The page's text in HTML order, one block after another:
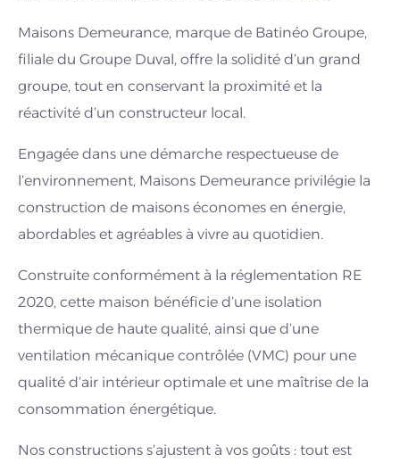
Maisons Demeurance, marque de Batinéo Groupe,
filiale du Groupe Duval, offre la solidité d’un grand
groupe, tout en conservant la proximité et la
réactivité d’un constructeur local.
Engagée dans une démarche respectueuse de
l’environnement, Maisons Demeurance privilégie la
construction de maisons économes en énergie,
abordables et agréables à vivre au quotidien.
Construite conformément à la réglementation RE
2020, cette maison bénéficie d’une isolation
thermique de haute qualité, ainsi que d’une
ventilation mécanique contrôlée (VMC) pour une
qualité d’air intérieur optimale et une maîtrise de la
consommation énergétique.
Nos constructions s’ajustent à vos goûts : tout est